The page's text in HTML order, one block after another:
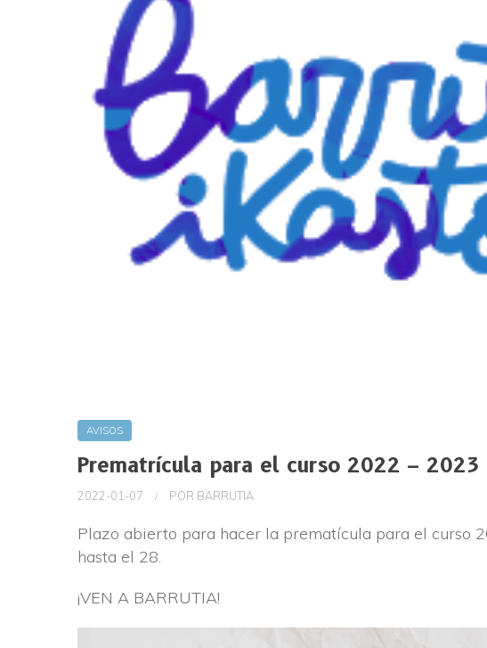
AVISOS
Prematrícula para el curso 2022 – 2023
2022-01-07 POR BARRUTIA
Plazo abierto para hacer la prematícula para el curso
hasta el 28.
¡VEN A BARRUTIA!